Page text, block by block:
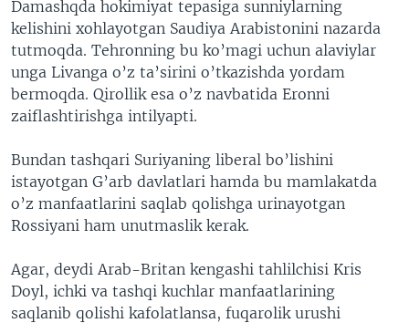
Damashqda hokimiyat tepasiga sunniylarning
kelishini xohlayotgan Saudiya Arabistonini nazarda
tutmoqda. Tehronning bu ko’magi uchun alaviylar
unga Livanga o’z ta’sirini o’tkazishda yordam
bermoqda. Qirollik esa o’z navbatida Eronni
zaiflashtirishga intilyapti.
Bundan tashqari Suriyaning liberal bo’lishini
istayotgan G’arb davlatlari hamda bu mamlakatda
o’z manfaatlarini saqlab qolishga urinayotgan
Rossiyani ham unutmaslik kerak.
Agar, deydi Arab-Britan kengashi tahlilchisi Kris
Doyl, ichki va tashqi kuchlar manfaatlarining
saqlanib qolishi kafolatlansa, fuqarolik urushi